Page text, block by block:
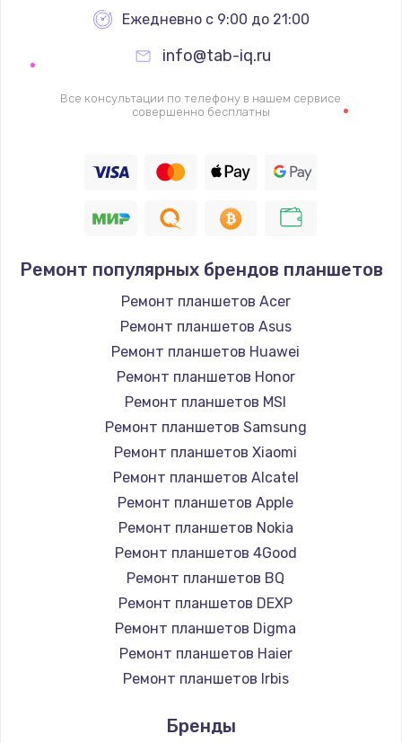
Заказать
Ремонт петель крышки
Заказать
Настройка Wi-Fi
Заказать
Замена шим-контроллера
3900 руб.
Заказать
1200 руб.
Заказать
Установка драйверов
950 руб.
Заказать
Замена жесткого диска
1000 руб.
Заказать
Чистка от пыли
Ежедневно с 9:00 до 21:00
info@tab-iq.ru
Все консультации по телефону в нашем сервисе
совершенно бесплатны
Ремонт популярных брендов планшетов
Ремонт планшетов Acer
Ремонт планшетов Asus
Ремонт планшетов Huawei
Ремонт планшетов Honor
Ремонт планшетов MSI
Ремонт планшетов Samsung
Ремонт планшетов Xiaomi
Ремонт планшетов Alcatel
Ремонт планшетов Apple
Ремонт планшетов Nokia
Ремонт планшетов 4Good
Ремонт планшетов BQ
Ремонт планшетов DEXP
Ремонт планшетов Digma
Ремонт планшетов Haier
Ремонт планшетов Irbis
Ремонт планшетов Microsoft
Бренды